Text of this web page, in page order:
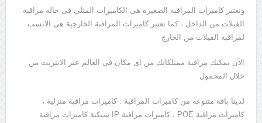
وتعتبر كاميرات المراقبة الصغيرة هى الكاميرات المثلى فى حالة مراقبة
الفيلات من الداخل ، كما تعتبر كاميرات المراقبة الخارجية هى الانسب
لمراقبة الفيلات من الخارج
الآن يمكنك مراقبة ممتلكاتك من اى مكان فى العالم عبر الانترنت من
خلال المحمول
لدينا باقة متنوعة من كاميرات المراقبة : كاميرات مراقبة منزلية ،
كاميرات مراقبة POE ، كاميرات مراقبة IP شبكية كاميرات مراقبة